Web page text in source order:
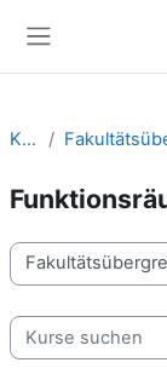
Kurse
Kursbereiche
Kurse suchen